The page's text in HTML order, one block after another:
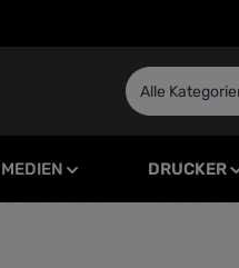
Alle
MEDIEN DRUCKER